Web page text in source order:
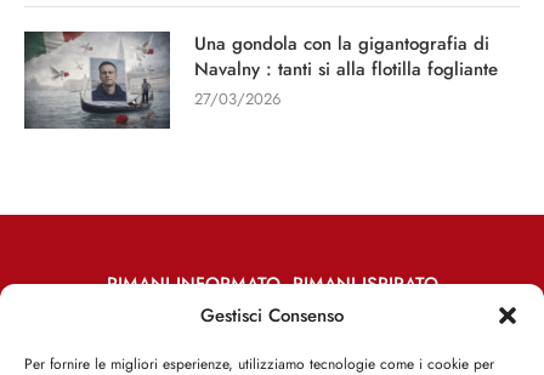
Gestisci Consenso
Per fornire le migliori esperienze, utilizziamo tecnologie come i cookie per
Una gondola con la gigantografia di
Navalny : tanti si alla flotilla fogliante
27/03/2026
RIMANI INFORMATO, RIMANI ISPIRATO
Iscriviti alla Newsletter